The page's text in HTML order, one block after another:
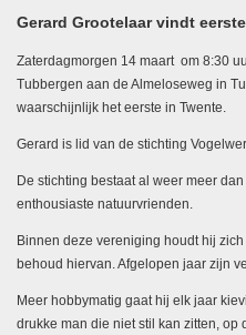
Gerard Grootelaar vindt
Zaterdagmorgen 14 maart om 8:30
Tubbergen aan de Almeloseweg in
waarschijnlijk het eerste in Twente.
Gerard is lid van de stichting
De stichting bestaat al weer meer
enthousiaste natuurvrienden.
Binnen deze vereniging houdt hij
behoud hiervan. Afgelopen jaar zijn
Meer hobbymatig gaat hij elk jaar
drukke man die niet stil kan zitten, op